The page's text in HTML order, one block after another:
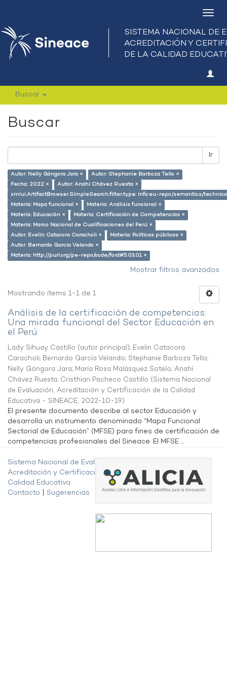
Buscar
Buscar
Ir
Autor: Nelly Góngora Jara ×
Autor: Stephanie Barboza Tello ×
Fecha: 2022 ×
Autor: Anahí Chávez Ruesta ×
xmlui.ArtifactBrowser.SimpleSearch.filter.type: info:eu-repo/semantics/
Materia: Mapa funcional ×
Materia: Análisis funcional ×
Materia: Educación ×
Materia: Certificación de Competencias ×
Materia: Marco Nacional de Cualificaciones del Perú ×
Autor: Evelin Catacora Caracholi ×
Materia: Políticas públicas ×
Autor: Bernardo García Velando ×
Materia: http://purl.org/pe-repo/ocde/ford#5.03.01 ×
Mostrar filtros avanzados
Mostrando ítems 1-1 de 1
Análisis de la certificación de competencias:
Una mirada funcional del Sector Educación en
el Perú
Lady Sihuay Castillo (autor principal); Evelin Catacora
Caracholi; Bernardo García Velando; Stephanie Barboza Tello;
Nelly Góngora Jara; María Rosa Malásquez Sotelo; Anahí
Chávez Ruesta; Cristhian Pacheco Castillo (Sistema Nacional
de Evaluación, Acreditación y Certificación de la Calidad
Educativa - SINEACE, 2022-10-19)
El presente documento describe al sector Educación y
desarrolla un instrumento denominado “Mapa Funcional
Sectorial de Educación” (MFSE) para fines de certificación de
competencias profesionales del Sineace. El MFSE ...
Sistema Nacional de Evaluación,
Acreditación y Certificación de la
Calidad Educativa
Contacto
Sugerencias